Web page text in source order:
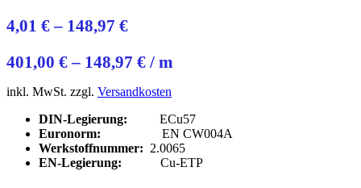
4,01 €– 148,97 €
401,00 €– 148,97 € / m
inkl. MwSt. zzgl. Versandkosten
DIN-Legierung:
ECu57
Euronorm: EN CW004A
Werkstoffnummer: 2.0065
EN-Legierung: Cu-ETP